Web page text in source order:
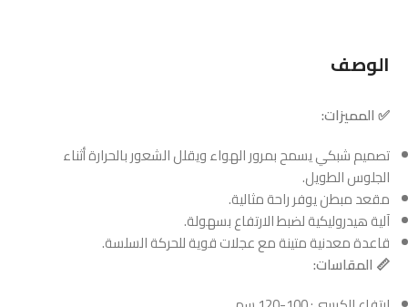
الوصف
✅ المميزات:
تصميم شبكي يسمح بمرور الهواء ويقلل الشعور بالحرارة أثناء
الجلوس الطويل.
مقعد مبطن يوفر راحة مثالية.
آلية هيدروليكية لضبط الارتفاع بسهولة.
قاعدة معدنية متينة مع عجلات قوية للحركة السلسة.
📏 المقاسات: